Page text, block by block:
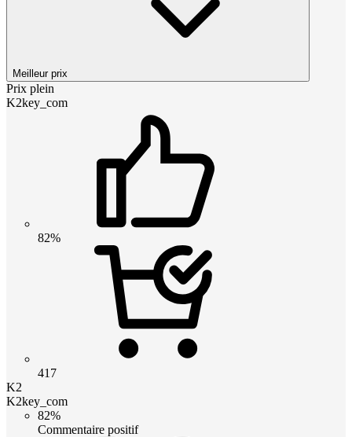
Meilleur prix
Prix plein
K2key_com
82%
417
K2
K2key_com
82%
Commentaire positif